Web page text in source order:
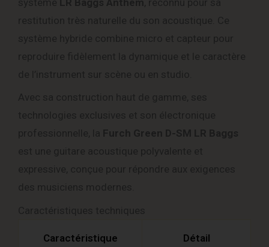
Caractéristique Détail